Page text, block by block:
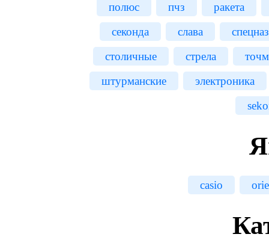
полюс
пчз
ракета
секонда
слава
спецназ
столичные
стрела
штурманские
электроника
casio